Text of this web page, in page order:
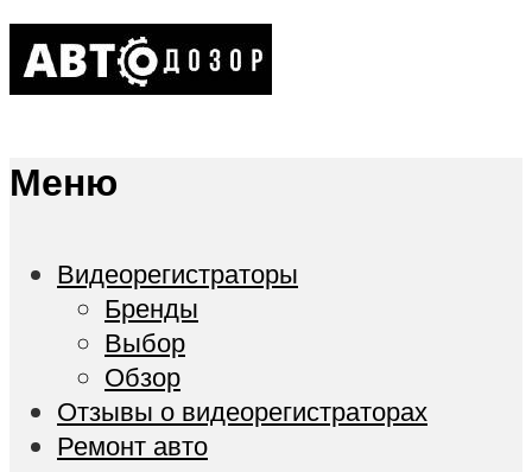
Меню
Видеорегистраторы
Бренды
Выбор
Обзор
Отзывы о видеорегистраторах
Ремонт авто